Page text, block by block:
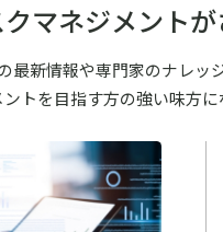
マネジメント
最新情報や専門家のナレッ
トを目指す方の強い味方に